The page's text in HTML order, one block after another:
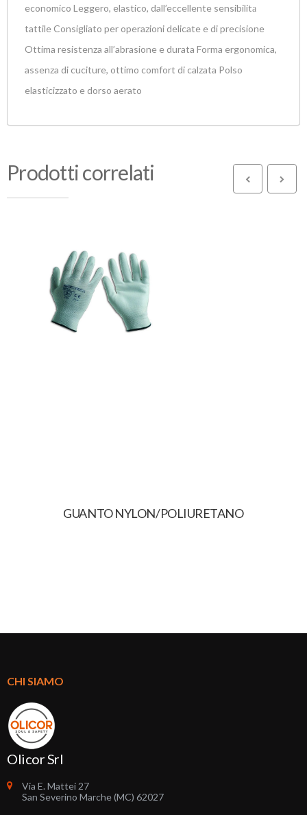
economico Leggero, elastico, dall’eccellente sensibilitа
tattile Consigliato per operazioni delicate e di precisione
Ottima resistenza all’abrasione e durata Forma ergonomica,
assenza di cuciture, ottimo comfort di calzata Polso
elasticizzato e dorso aerato
Prodotti correlati
GUANTO NYLON/POLIURETANO
CHI SIAMO
Olicor Srl
Via E. Mattei 27
San Severino Marche (MC) 62027